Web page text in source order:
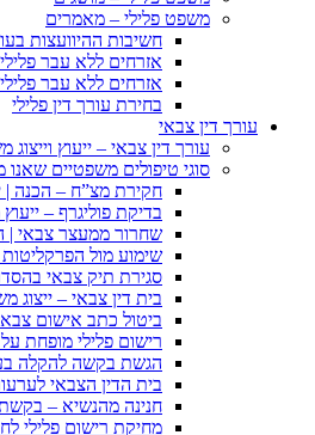
משפט פלילי – מאמרים
חשיבות ההיוועצות
אזרחים ללא עבר
אזרחים ללא עבר
בחירת עורך דין פלילי
עורך דין צבאי
עורך דין צבאי – ייעוץ וייצוג
סוגי טיפולים משפטיים שאנו
חקירת מצ”ח – הכנה |
בדיקת פוליגרף –
שחרור ממעצר צבאי |
שימוע מול
סגירת תיק צבאי
בית דין צבאי – ייצוג
ביטול כתב אישום
רישום פלילי מופחת
הגשת בקשה להקלה
בית הדין הצבאי
חנינה מהנשיא –
מחיקת רישום פלילי